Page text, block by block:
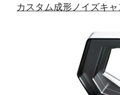
カスタム成形ノイズキ